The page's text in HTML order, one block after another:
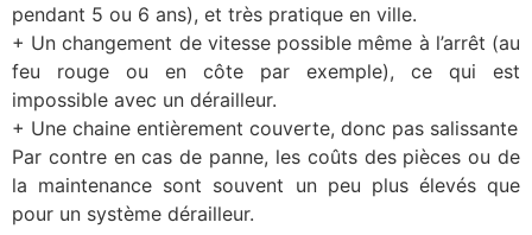
pendant 5 ou 6 ans), et très pratique en ville.
+ Un changement de vitesse possible même à l’arrêt (au
feu rouge ou en côte par exemple), ce qui est
impossible avec un dérailleur.
+ Une chaine entièrement couverte, donc pas salissante
Par contre en cas de panne, les coûts des pièces ou de
la maintenance sont souvent un peu plus élevés que
pour un système dérailleur.